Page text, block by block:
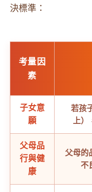
決標準：
考量因
素
子女意
願
若孩
上
父母品
行與健
康
父母的
不